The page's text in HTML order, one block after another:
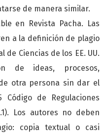
de manera similar.
en Revista Pacha. Las
a la definición de plagio
de Ciencias de los EE. UU.
de ideas, procesos,
otra persona sin dar el
de Regulaciones
Los autores no deben
copia textual o casi